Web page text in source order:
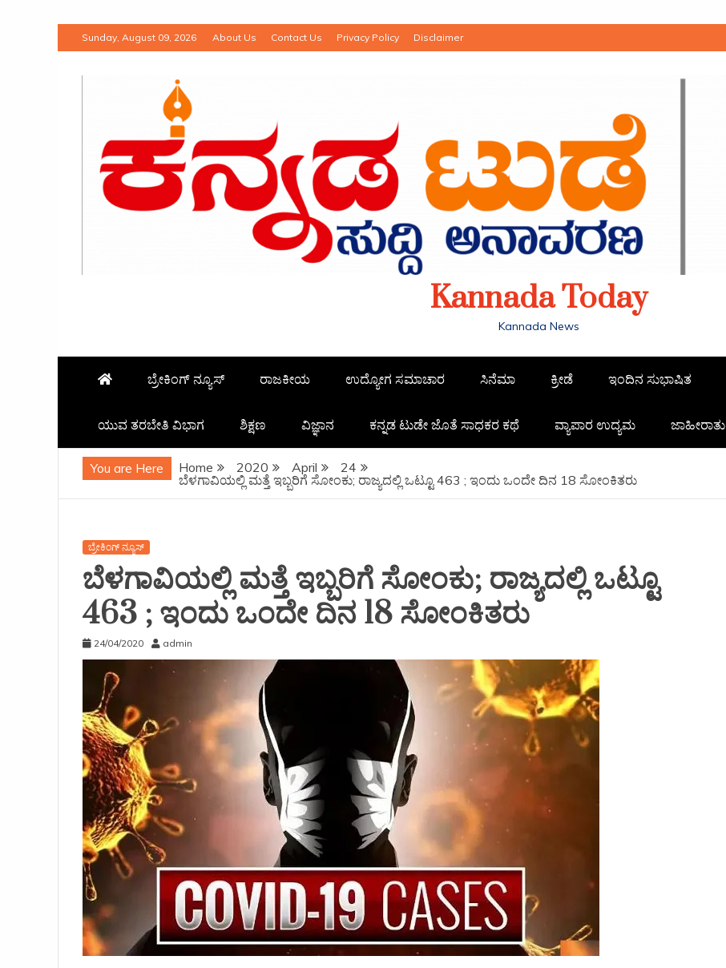
Sunday, August 09, 2026 About Us Contact Us Privacy Policy Disclaimer
Kannada Today
Kannada News
ಬ್ರೇಕಿಂಗ್ ನ್ಯೂಸ್ ರಾಜಕೀಯ ಉದ್ಯೋಗ ಸಮಾಚಾರ ಸಿನೆಮಾ ಕ್ರೀಡೆ ಇಂದಿನ ಸುಭಾಷಿತ
ಯುವ ತರಬೇತಿ ವಿಭಾಗ ಶಿಕ್ಷಣ ವಿಜ್ಞಾನ ಕನ್ನಡ ಟುಡೇ ಜೊತೆ ಸಾಧಕರ ಕಥೆ ವ್ಯಾಪಾರ ಉದ್ಯಮ ಜಾಹೀರಾತು
You are Here Home 2020 April
24
ಬೆಳಗಾವಿಯಲ್ಲಿ ಮತ್ತೆ ಇಬ್ಬರಿಗೆ ಸೋಂಕು; ರಾಜ್ಯದಲ್ಲಿ ಒಟ್ಟೂ 463 ; ಇಂದು ಒಂದೇ ದಿನ 18 ಸೋಂಕಿತರು
ಬ್ರೇಕಿಂಗ್ ನ್ಯೂಸ್
ಬೆಳಗಾವಿಯಲ್ಲಿ ಮತ್ತೆ ಇಬ್ಬರಿಗೆ ಸೋಂಕು; ರಾಜ್ಯದಲ್ಲಿ ಒಟ್ಟೂ
463 ; ಇಂದು ಒಂದೇ ದಿನ 18 ಸೋಂಕಿತರು
24/04/2020 admin